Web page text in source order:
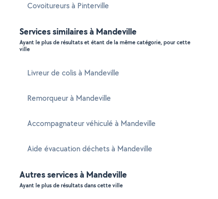
Covoitureurs à Pinterville
Services similaires à Mandeville
Ayant le plus de résultats et étant de la même catégorie, pour cette
ville
Livreur de colis à Mandeville
Remorqueur à Mandeville
Accompagnateur véhiculé à Mandeville
Aide évacuation déchets à Mandeville
Autres services à Mandeville
Ayant le plus de résultats dans cette ville